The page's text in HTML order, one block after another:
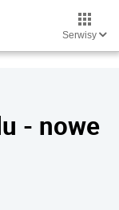
Serwisy
- nowe